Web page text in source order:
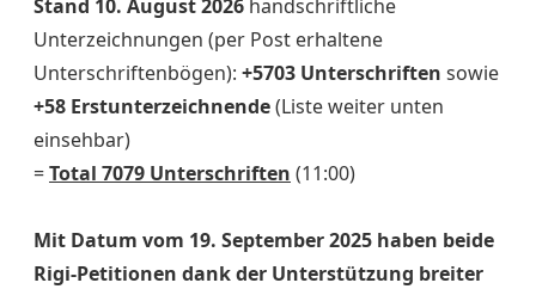
Stand 10. August 2026 handschriftliche
Unterzeichnungen (per Post erhaltene
Unterschriftenbögen): +5703 Unterschriften sowie
+58 Erstunterzeichnende(Liste weiter unten
einsehbar)
=Total 7079 Unterschriften (11:00)
Mit Datum vom 19. September 2025 haben beide
Rigi-Petitionen dank der Unterstützung breiter